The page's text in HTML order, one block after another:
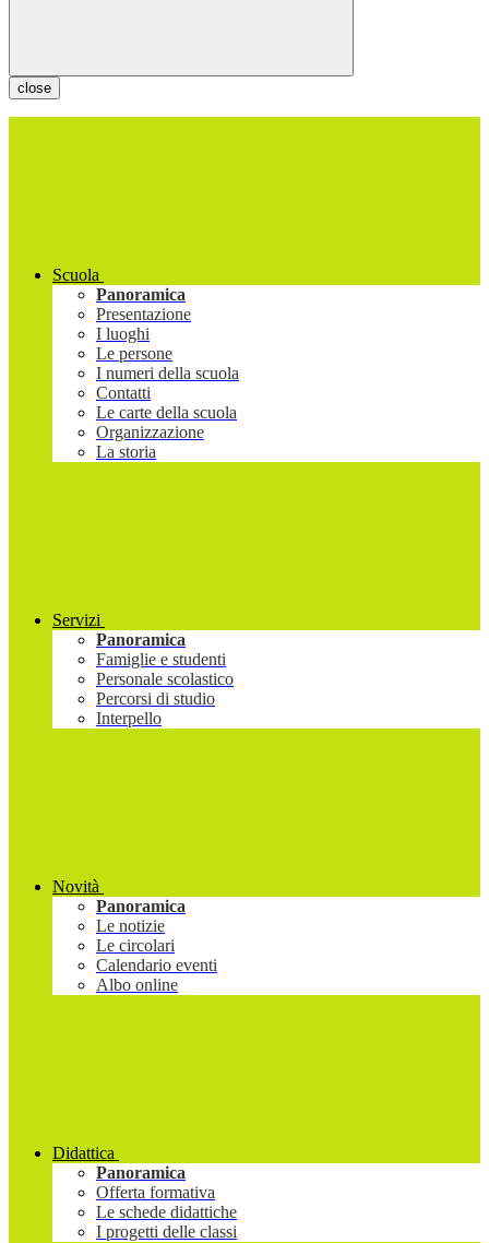
close
Scuola
Panoramica
Presentazione
I luoghi
Le persone
I numeri della scuola
Contatti
Le carte della scuola
Organizzazione
La storia
Servizi
Panoramica
Famiglie e studenti
Personale scolastico
Percorsi di studio
Interpello
Novità
Panoramica
Le notizie
Le circolari
Calendario eventi
Albo online
Didattica
Panoramica
Offerta formativa
Le schede didattiche
I progetti delle classi